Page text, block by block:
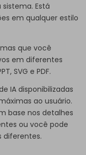
Está
em qualquer estilo
que você
em diferentes
SVG e PDF.
IA disponibilizadas
ao usuário.
base nos detalhes
ou você pode
diferentes.